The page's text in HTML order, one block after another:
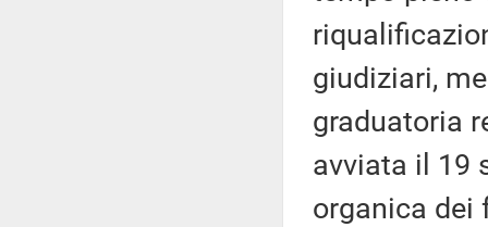
giudiziari,
graduatoria
avviata il 19
organica dei